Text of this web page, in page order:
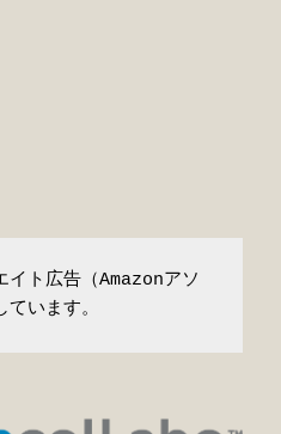
ト広告（Amazonアソ
います。